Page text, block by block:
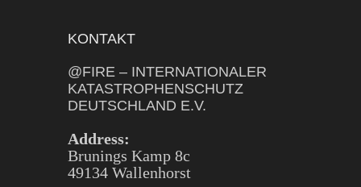
KONTAKT
@FIRE – INTERNATIONALER
KATASTROPHENSCHUTZ
DEUTSCHLAND E.V.
Address:
Brunings Kamp 8c
49134 Wallenhorst